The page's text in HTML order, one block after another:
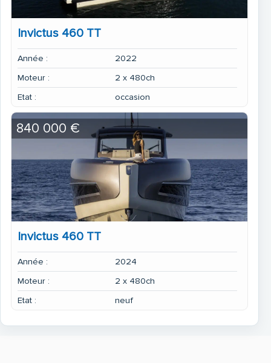
Invictus 460 TT
Année :
2022
Moteur :
2 x 480ch
Etat :
occasion
Invictus 460 TT
Année :
2024
Moteur :
2 x 480ch
Etat :
neuf
840 000 €